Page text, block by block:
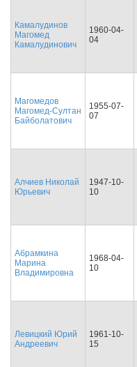
Камалудинов
Магомед
Камалудинович
1960-04-
04
Магомедов
Магомед-Султан
Байболатович
1955-07-
07
Алчиев Николай
Юрьевич
1947-10-
10
Абрамкина
Марина
Владимировна
1968-04-
10
Левицкий Юрий
Андреевич
1961-10-
15